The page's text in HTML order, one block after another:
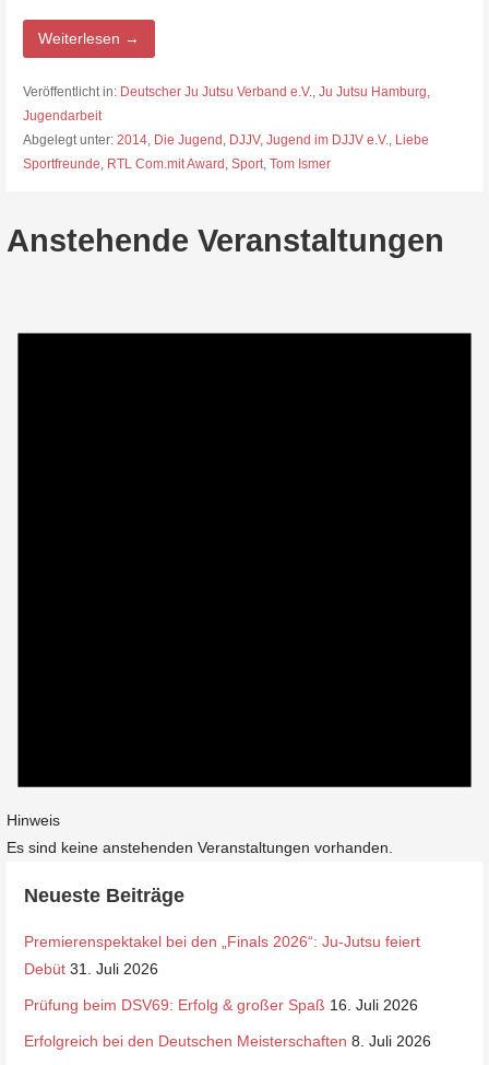
Weiterlesen →
Veröffentlicht in: Deutscher Ju Jutsu Verband e.V. Ju Jutsu Hamburg
Jugendarbeit
Abgelegt unter: 2014, Die Jugend DJJV, Jugend im DJJV e.V.
Liebe
Sportfreunde RTL Com.mit Award Sport, Tom Ismer
Anstehende Veranstaltungen
Hinweis
Es sind keine anstehenden Veranstaltungen vorhanden.
Neueste Beiträge
Premierenspektakel bei den „Finals 2026“: Ju-Jutsu feiert
Debüt 31. Juli 2026
Prüfung beim DSV69: Erfolg & großer Spaß 16. Juli 2026
Erfolgreich bei den Deutschen Meisterschaften 8. Juli 2026